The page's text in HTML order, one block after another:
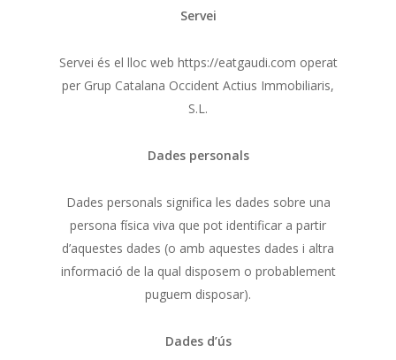
Servei
Servei és el lloc web https://eatgaudi.com operat
per Grup Catalana Occident Actius Immobiliaris,
S.L.
Dades personals
Dades personals significa les dades sobre una
persona física viva que pot identificar a partir
d’aquestes dades (o amb aquestes dades i altra
informació de la qual disposem o probablement
puguem disposar).
Dades d’ús